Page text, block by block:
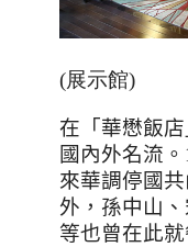
(展示館)
在「華懋飯
國內外名流。
來華調停國
外，孫中山
等也曾在此就